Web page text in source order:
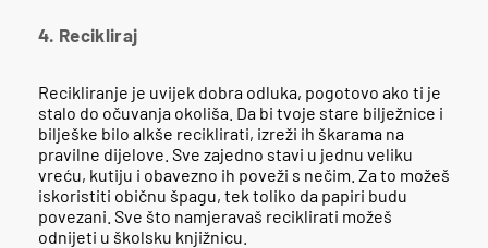
4. Recikliraj
Recikliranje je uvijek dobra odluka, pogotovo ako ti je
stalo do očuvanja okoliša. Da bi tvoje stare bilježnice i
bilješke bilo alkše reciklirati, izreži ih škarama na
pravilne dijelove. Sve zajedno stavi u jednu veliku
vreću, kutiju i obavezno ih poveži s nečim. Za to možeš
iskoristiti običnu špagu, tek toliko da papiri budu
povezani. Sve što namjeravaš reciklirati možeš
odnijeti u školsku knjižnicu.